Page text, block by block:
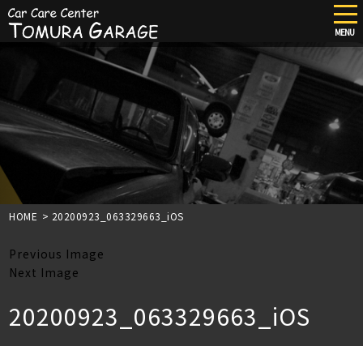
content
MENU
HOME > 20200923_063329663_iOS
Previous Image
Next Image
20200923_063329663_iOS